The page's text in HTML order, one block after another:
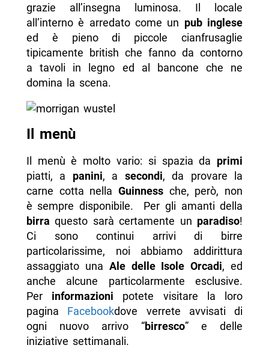
grazie all’insegna luminosa. Il locale
all’interno è arredato come un pub inglese
ed è pieno di piccole cianfrusaglie
tipicamente british che fanno da contorno
a tavoli in legno ed al bancone che ne
domina la scena.
Il menù
Il menù è molto vario: si spazia da primi
piatti, a panini, a secondi, da provare la
carne cotta nella Guinness che, però, non
è sempre disponibile. Per gli amanti della
birra questo sarà certamente un paradiso!
Ci sono continui arrivi di birre
particolarissime, noi abbiamo addirittura
assaggiato una Ale delle Isole Orcadi, ed
anche alcune particolarmente esclusive.
Per informazioni potete visitare la loro
pagina Facebookdove verrete avvisati di
ogni nuovo arrivo “birresco” e delle
iniziative settimanali.